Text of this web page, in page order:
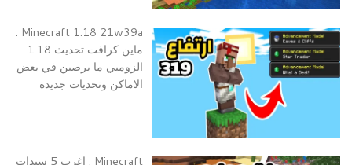
Minecraft 1.18 21w39a :
ماين كرافت تحديث 1.18
الزومبي ما يرصبن في بعض
الاماكن وتحديات جديدة
Minecraft : اغرب 5 سيدات